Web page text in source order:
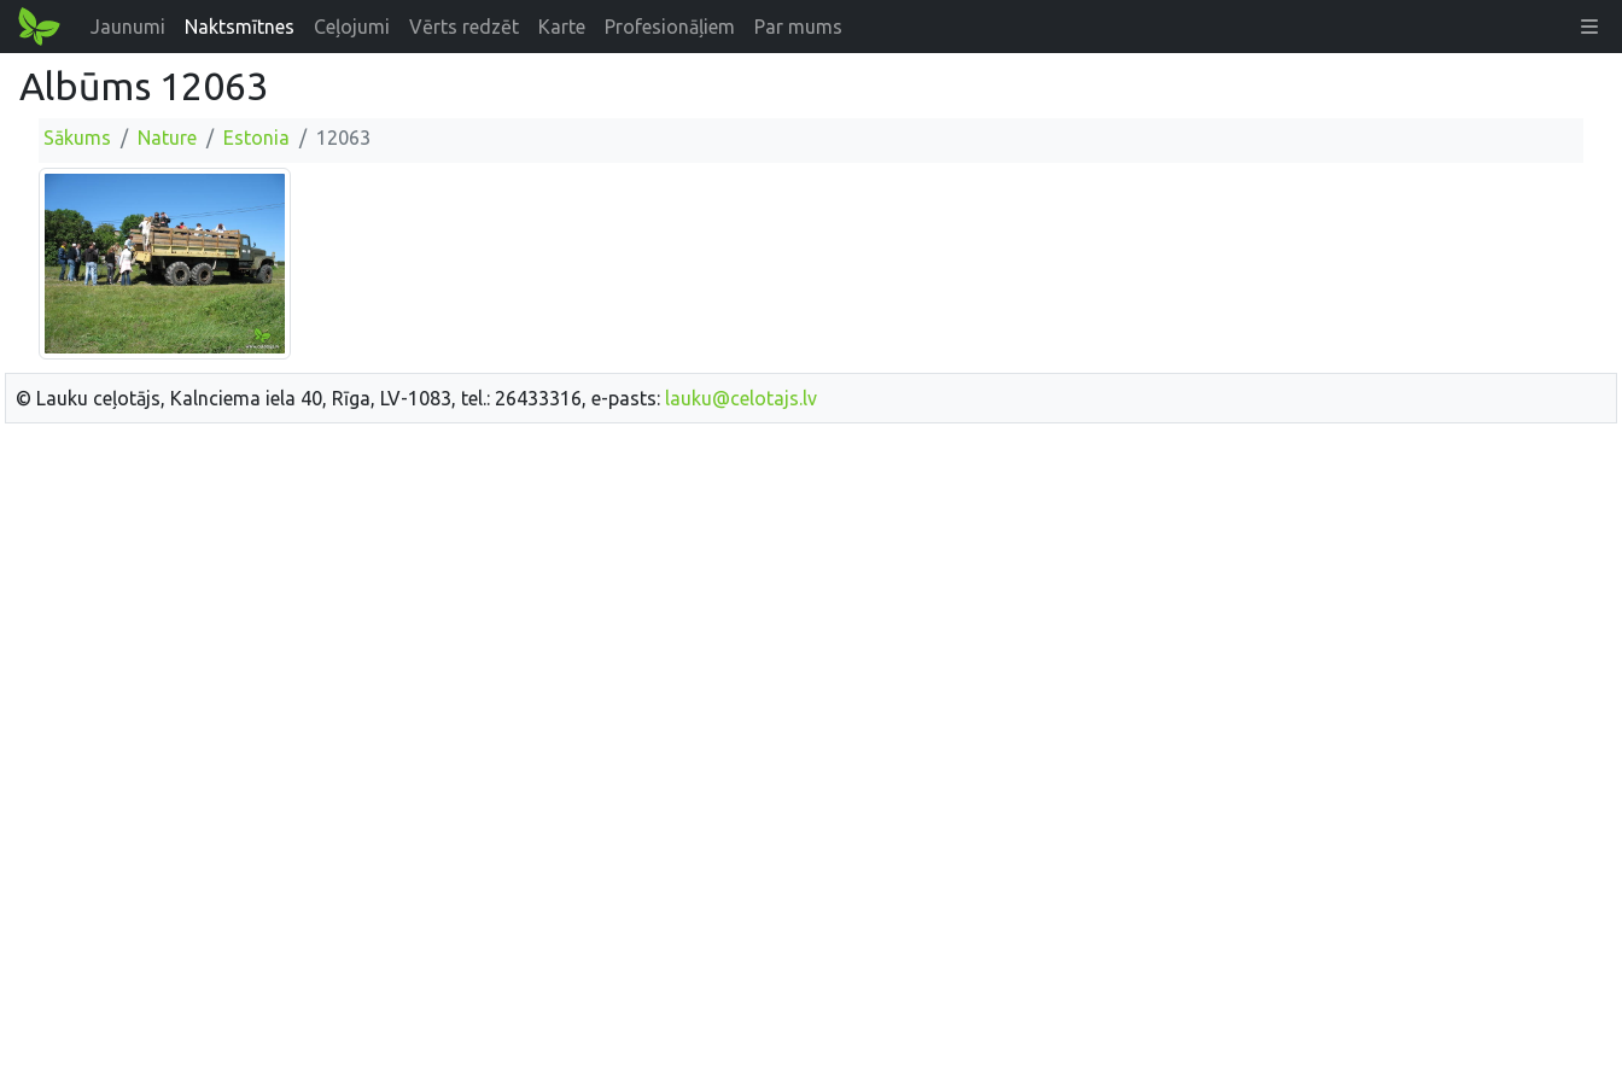
Jaunumi Naktsmītnes Ceļojumi Vērts redzēt Karte Profesionāļiem Par mums
Albūms 12063
Sākums Nature Estonia 12063
© Lauku ceļotājs, Kalnciema iela 40, Rīga, LV-1083, tel.: 26433316, e-pasts: lauku@celotajs.lv